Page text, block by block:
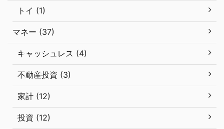
トイ (1)
マネー (37)
キャッシュレス (4)
不動産投資 (3)
家計 (12)
投資 (12)